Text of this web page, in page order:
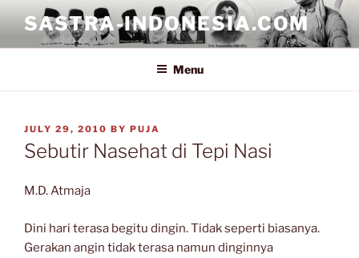
content
SASTRA-INDONESIA.COM
Menu
POSTED
ON
JULY 29, 2010 BY PUJA
Sebutir Nasehat di Tepi Nasi
M.D. Atmaja
Dini hari terasa begitu dingin. Tidak seperti biasanya.
Gerakan angin tidak terasa namun dinginnya